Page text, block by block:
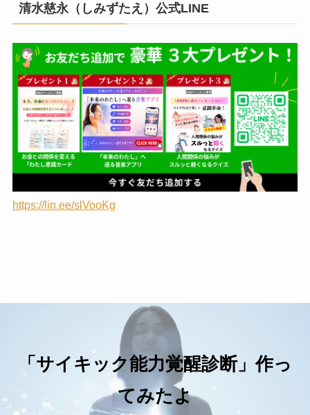
清水慈永（しみずたえ）公式LINE
https://lin.ee/slVooKg
「サイキック能力覚醒診断」作っ
てみたよ